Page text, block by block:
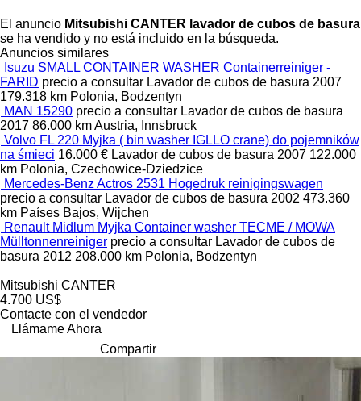
El anuncio Mitsubishi CANTER lavador de cubos de basura
se ha vendido y no está incluido en la búsqueda.
Anuncios similares
Isuzu SMALL CONTAINER WASHER Containerreiniger -
FARID precio a consultar Lavador de cubos de basura 2007
179.318 km Polonia, Bodzentyn
MAN 15290 precio a consultar Lavador de cubos de basura
2017 86.000 kmAustria, Innsbruck
Volvo FL 220 Myjka ( bin washer IGLLO crane) do pojemników
na śmieci 16.000 € Lavador de cubos de basura 2007 122.000
km Polonia, Czechowice-Dziedzice
Mercedes-Benz Actros 2531 Hogedruk reinigingswagen
precio a consultar Lavador de cubos de basura 2002 473.360
km Países Bajos, Wijchen
Renault Midlum Myjka Container washer TECME / MOWA
Mülltonnenreiniger precio a consultar Lavador de cubos de
basura 2012 208.000 km Polonia, Bodzentyn
Mitsubishi CANTER
4.700 US$
Contacte con el vendedor
Llámame Ahora
Compartir